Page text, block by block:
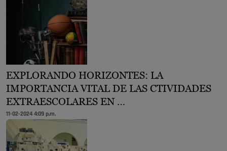
EXPLORANDO HORIZONTES: LA
IMPORTANCIA VITAL DE LAS CTIVIDADES
EXTRAESCOLARES EN …
11-02-2024 4:09 p.m.